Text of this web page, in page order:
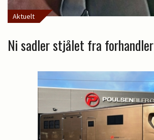
Aktuelt
Ni sadler stjålet fra forhandler